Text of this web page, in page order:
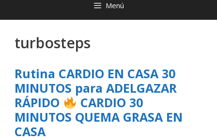
Menú
turbosteps
Rutina CARDIO EN CASA 30
MINUTOS para ADELGAZAR
RÁPIDO
CARDIO 30
MINUTOS QUEMA GRASA EN
CASA